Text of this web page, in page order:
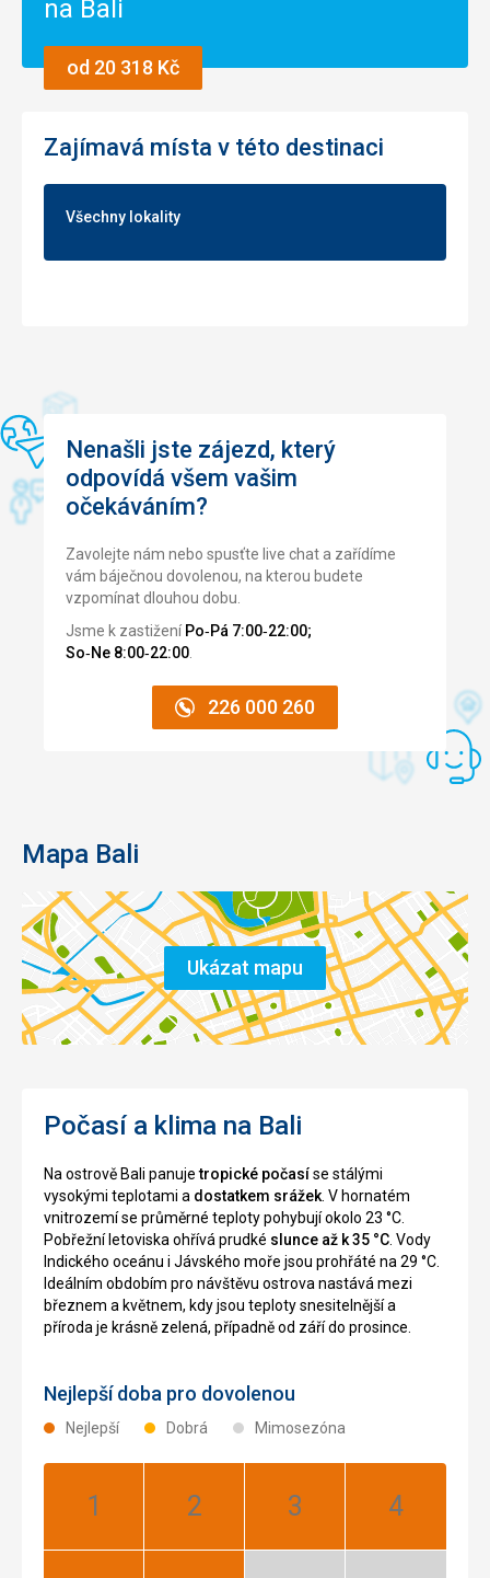
na Bali
od 20 318 Kč
Zajímavá místa v této destinaci
Všechny lokality
Nenašli jste zájezd, který
odpovídá všem vašim
očekáváním?
Zavolejte nám nebo spusťte live chat a zařídíme
vám báječnou dovolenou, na kterou budete
vzpomínat dlouhou dobu.
Jsme k zastiženíPo‑Pá 7:00‑22:00;
So‑Ne 8:00‑22:00
226 000 260
Mapa Bali
Ukázat mapu
Počasí a klima na Bali
Na ostrově Bali panuje tropické počasíse stálými
vysokými teplotami a dostatkem srážek . V hornatém
vnitrozemí se průměrné teploty pohybují okolo 23 °C.
Pobřežní letoviska ohřívá prudké slunce až k 35 °C . Vody
Indického oceánu i Jávského moře jsou prohřáté na 29 °C.
Ideálním obdobím pro návštěvu ostrova nastává mezi
březnem a květnem, kdy jsou teploty snesitelnější a
příroda je krásně zelená, případně od září do prosince.
Nejlepší doba pro dovolenou
Nejlepší Dobrá Mimosezóna
Leden:
Únor:
Březen:
Duben: